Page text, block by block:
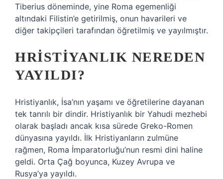
Tiberius döneminde, yine Roma egemenliği
altındaki Filistin’e getirilmiş, onun havarileri ve
diğer takipçileri tarafından öğretilmiş ve yayılmıştır.
HRISTIYANLIK NEREDEN
YAYILDI?
Hristiyanlık, İsa’nın yaşamı ve öğretilerine dayanan
tek tanrılı bir dindir. Hristiyanlık bir Yahudi mezhebi
olarak başladı ancak kısa sürede Greko-Romen
dünyasına yayıldı. İlk Hristiyanların zulmüne
rağmen, Roma İmparatorluğu’nun resmi dini haline
geldi. Orta Çağ boyunca, Kuzey Avrupa ve
Rusya’ya yayıldı.